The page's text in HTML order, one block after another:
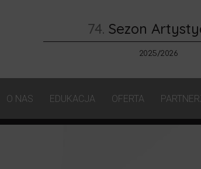
74. Sezon
2025/2026
O NAS EDUKACJA OFERTA